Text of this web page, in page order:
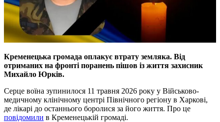
Кременецька громада оплакує втрату земляка. Від
отриманих на фронті поранень пішов із життя захисник
Михайло Юрків.
Серце воїна зупинилося 11 травня 2026 року у Військово-
медичному клінічному центрі Північного регіону в Харкові,
де лікарі до останнього боролися за його життя. Про це
повідомили в Кременецькій громаді.